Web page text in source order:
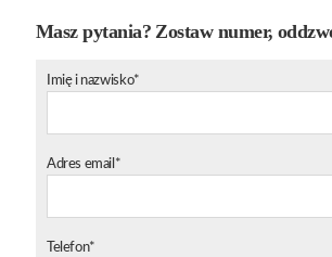
Masz pytania? Zostaw numer,
Imię i nazwisko*
Adres email*
Telefon*